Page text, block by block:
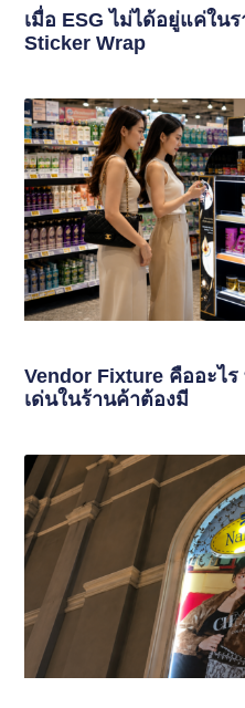
เมื่อ ESG ไม่ได้อยู่แค่ใน
Sticker Wrap
Vendor Fixture คืออะไ
เด่นในร้านค้าต้องมี